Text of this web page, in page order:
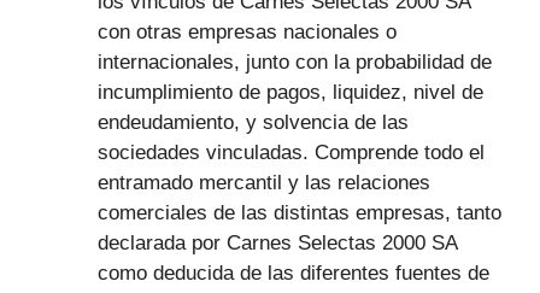
con otras empresas nacionales o
internacionales, junto con la probabilidad de
incumplimiento de pagos, liquidez, nivel de
endeudamiento, y solvencia de las
sociedades vinculadas. Comprende todo el
entramado mercantil y las relaciones
comerciales de las distintas empresas, tanto
declarada por Carnes Selectas 2000 SA
como deducida de las diferentes fuentes de